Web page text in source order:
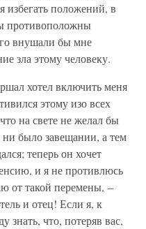
избегать положений, в
противоположны
внушали бы мне
зла этому человеку.
хотел включить меня
этому изо всех
на свете не желал бы
было завещании, а тем
теперь он хочет
и я не противлюсь
от такой перемены, –
и отец! Если я, к
знать, что, потеряв вас,